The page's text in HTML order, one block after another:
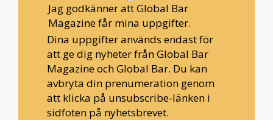
Jag godkänner att Global Bar
Magazine får mina uppgifter.
Dina uppgifter används endast för
att ge dig nyheter från Global Bar
Magazine och Global Bar. Du kan
avbryta din prenumeration genom
att klicka på unsubscribe-länken i
sidfoten på nyhetsbrevet.